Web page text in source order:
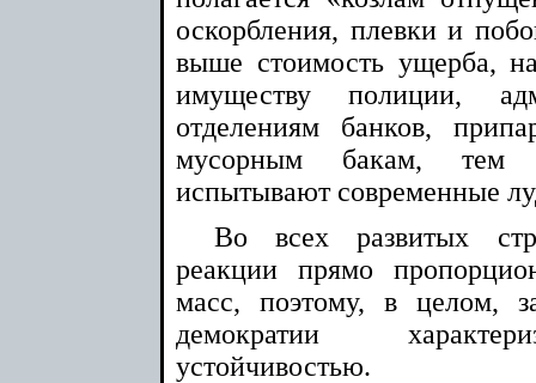
оскорбления, плевки и
выше стоимость ущерба,
имуществу полиции,
отделениям банков,
мусорным бакам, тем
испытывают современные
Во всех развитых
реакции прямо
масс, поэтому, в целом,
демократии
устойчивостью.